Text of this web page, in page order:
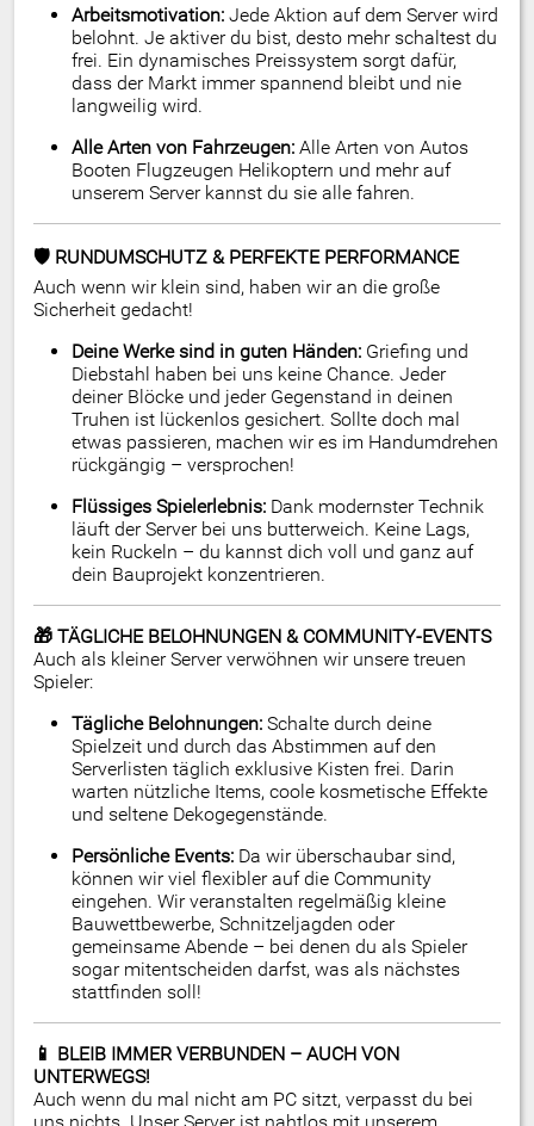
Arbeitsmotivation: Jede Aktion auf dem Server wird
belohnt. Je aktiver du bist, desto mehr schaltest du
frei. Ein dynamisches Preissystem sorgt dafür,
dass der Markt immer spannend bleibt und nie
langweilig wird.
Alle Arten von Fahrzeugen: Alle Arten von Autos
Booten Flugzeugen Helikoptern und mehr auf
unserem Server kannst du sie alle fahren.
🛡️ RUNDUMSCHUTZ & PERFEKTE PERFORMANCE
Auch wenn wir klein sind, haben wir an die große
Sicherheit gedacht!
Deine Werke sind in guten Händen: Griefing und
Diebstahl haben bei uns keine Chance. Jeder
deiner Blöcke und jeder Gegenstand in deinen
Truhen ist lückenlos gesichert. Sollte doch mal
etwas passieren, machen wir es im Handumdrehen
rückgängig – versprochen!
Flüssiges Spielerlebnis: Dank modernster Technik
läuft der Server bei uns butterweich. Keine Lags,
kein Ruckeln – du kannst dich voll und ganz auf
dein Bauprojekt konzentrieren.
🎁 TÄGLICHE BELOHNUNGEN & COMMUNITY-EVENTS
Auch als kleiner Server verwöhnen wir unsere treuen
Spieler:
Tägliche Belohnungen: Schalte durch deine
Spielzeit und durch das Abstimmen auf den
Serverlisten täglich exklusive Kisten frei. Darin
warten nützliche Items, coole kosmetische Effekte
und seltene Dekogegenstände.
Persönliche Events: Da wir überschaubar sind,
können wir viel flexibler auf die Community
eingehen. Wir veranstalten regelmäßig kleine
Bauwettbewerbe, Schnitzeljagden oder
gemeinsame Abende – bei denen du als Spieler
sogar mitentscheiden darfst, was als nächstes
stattfinden soll!
📱 BLEIB IMMER VERBUNDEN – AUCH VON
UNTERWEGS!
Auch wenn du mal nicht am PC sitzt, verpasst du bei